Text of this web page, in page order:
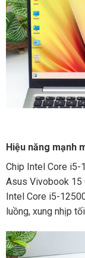
Hiệu năng mạnh
Chip Intel Core
Asus Vivobook 15
Intel Core i5-
luồng, xung nhịp